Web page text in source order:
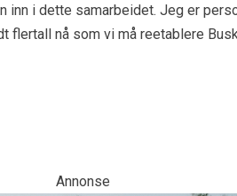
inn i dette samarbeidet. Jeg er
flertall nå som vi må reetablere
Annonse